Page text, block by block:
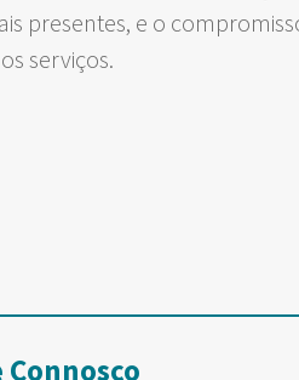
presentes, e o
serviços.
Connosco